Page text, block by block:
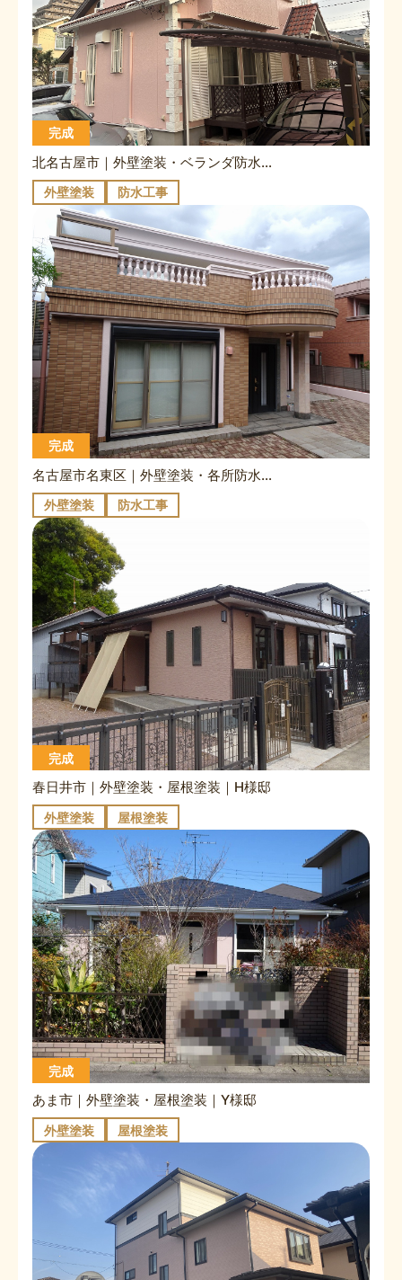
完成
北名古屋市｜外壁塗装・ベランダ防水｜M様邸
外壁塗装 防水工事
完成
名古屋市名東区｜外壁塗装・各所防水｜H様邸
外壁塗装 防水工事
完成
春日井市｜外壁塗装・屋根塗装｜H様邸
外壁塗装 屋根塗装
完成
あま市｜外壁塗装・屋根塗装｜Y様邸
外壁塗装 屋根塗装